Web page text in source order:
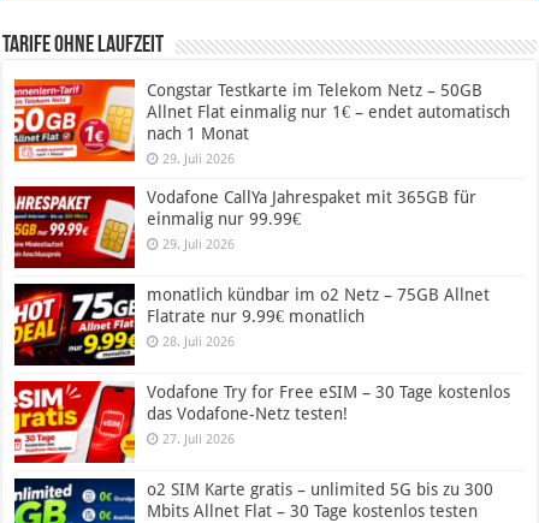
Tarife ohne Laufzeit
Congstar Testkarte im Telekom Netz – 50GB
Allnet Flat einmalig nur 1€ – endet automatisch
nach 1 Monat
29. Juli 2026
Vodafone CallYa Jahrespaket mit 365GB für
einmalig nur 99.99€
29. Juli 2026
monatlich kündbar im o2 Netz – 75GB Allnet
Flatrate nur 9.99€ monatlich
28. Juli 2026
Vodafone Try for Free eSIM – 30 Tage kostenlos
das Vodafone-Netz testen!
27. Juli 2026
o2 SIM Karte gratis – unlimited 5G bis zu 300
Mbits Allnet Flat – 30 Tage kostenlos testen